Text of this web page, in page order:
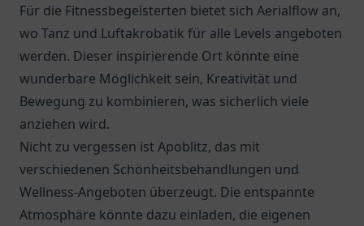
Für die Fitnessbegeisterten bietet sich Aerialflow an,
wo Tanz und Luftakrobatik für alle Levels angeboten
werden. Dieser inspirierende Ort könnte eine
wunderbare Möglichkeit sein, Kreativität und
Bewegung zu kombinieren, was sicherlich viele
anziehen wird.
Nicht zu vergessen ist Apoblitz, das mit
verschiedenen Schönheitsbehandlungen und
Wellness-Angeboten überzeugt. Die entspannte
Atmosphäre könnte dazu einladen, die eigenen